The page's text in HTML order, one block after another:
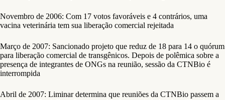
Novembro de 2006: Com 17 votos favoráveis e 4 contrários, uma
vacina veterinária tem sua liberação comercial rejeitada
Março de 2007: Sancionado projeto que reduz de 18 para 14 o quórum
para liberação comercial de transgênicos. Depois de polêmica sobre a
presença de integrantes de ONGs na reunião, sessão da CTNBio é
interrompida
Abril de 2007: Liminar determina que reuniões da CTNBio passem a